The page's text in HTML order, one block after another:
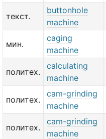
текст.
buttonhole
machine
мин.
caging
machine
политех.
calculating
machine
политех.
cam-grinding
machine
политех.
cam-grinding
machine